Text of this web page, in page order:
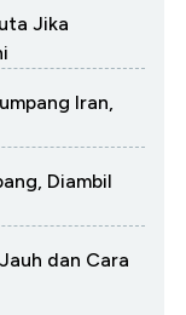
Jika
Iran,
Diambil
dan Cara